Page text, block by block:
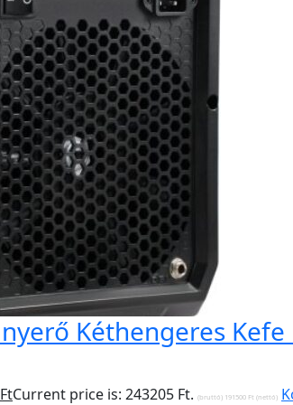
Kéthengeres
FtCurrent price is: 243205 Ft. (bruttó) 191500 Ft (nettó)